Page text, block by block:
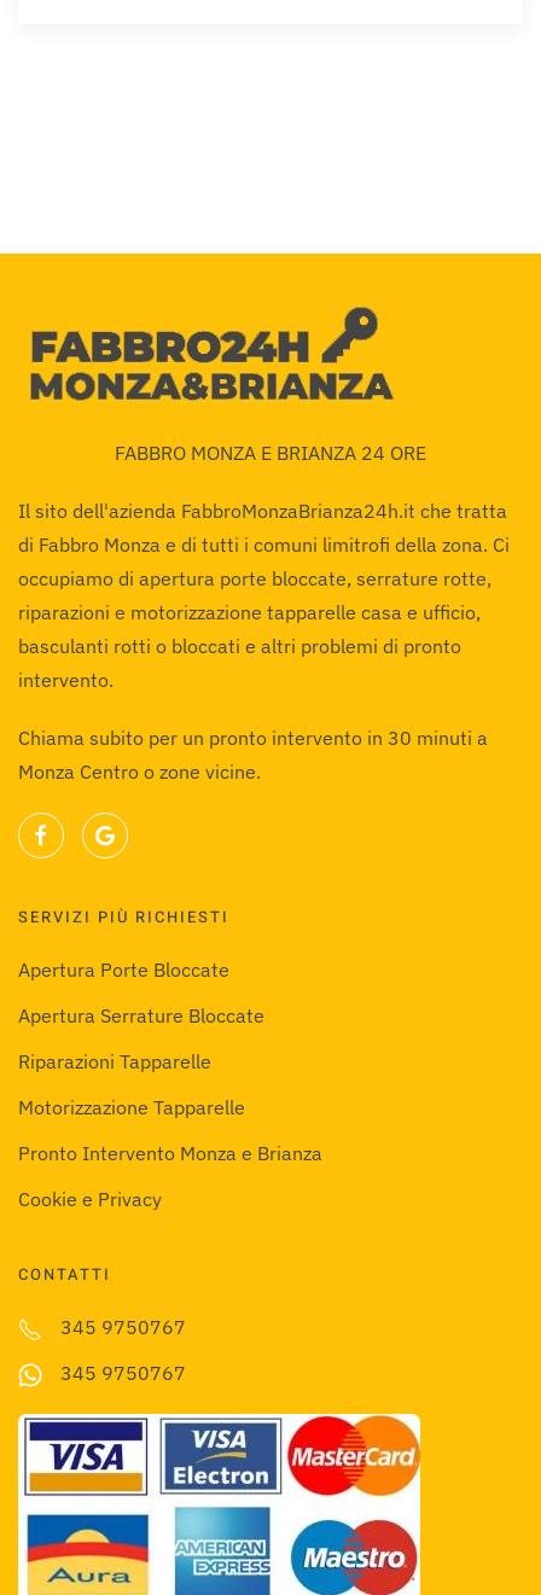
FABBRO MONZA E BRIANZA 24 ORE
Il sito dell'azienda FabbroMonzaBrianza24h.it che tratta
di Fabbro Monza e di tutti i comuni limitrofi della zona. Ci
occupiamo di apertura porte bloccate, serrature rotte,
riparazioni e motorizzazione tapparelle casa e ufficio,
basculanti rotti o bloccati e altri problemi di pronto
intervento.
Chiama subito per un pronto intervento in 30 minuti a
Monza Centro o zone vicine.
SERVIZI PIÙ RICHIESTI
Apertura Porte Bloccate
Apertura Serrature Bloccate
Riparazioni Tapparelle
Motorizzazione Tapparelle
Pronto Intervento Monza e Brianza
Cookie e Privacy
CONTATTI
345 9750767
345 9750767